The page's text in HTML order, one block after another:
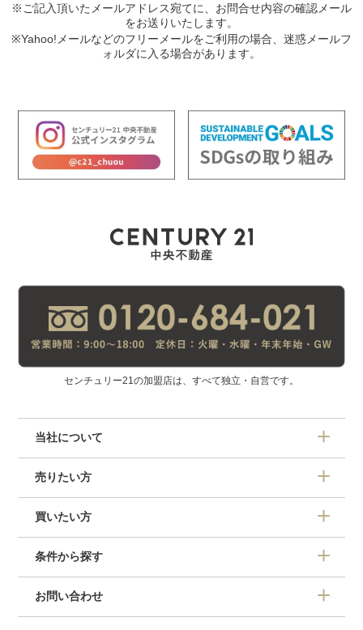
※ご記入頂いたメールアドレス宛てに、お問合せ内容の確認メール
をお送りいたします。
※Yahoo!メールなどのフリーメールをご利用の場合、迷惑メールフ
ォルダに入る場合があります。
センチュリー21の加盟店は、すべて独立・自営です。
当社について
売りたい方
買いたい方
条件から探す
お問い合わせ